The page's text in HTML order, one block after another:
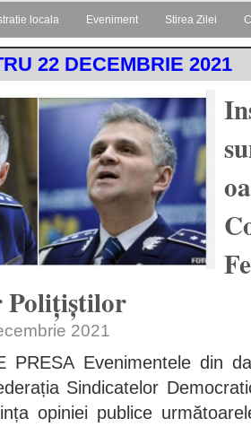
locala Eveniment Stirea Zilei
22 DECEMBRIE 2021
Polițiștilor
2021
PRESA Evenimentele din
Sindicatelor
opiniei publice